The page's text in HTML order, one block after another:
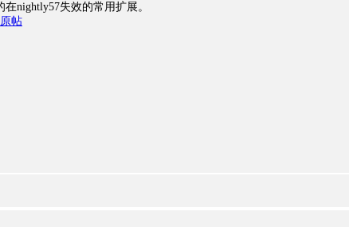
在nightly57失效的常用扩展。
帖